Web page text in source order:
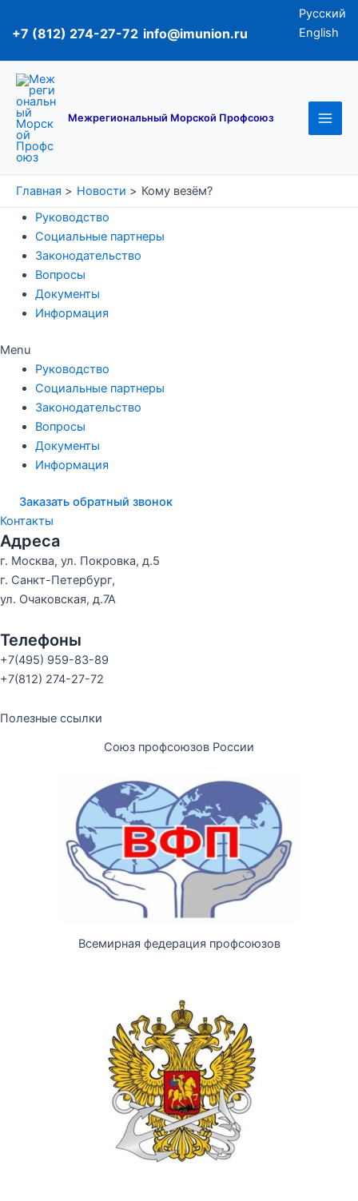
+7 (812) 274-27-72 info@imunion.ru
Русский
English
Межрегиональный Морской Профсоюз
Главная Новости
Кому везём?
Руководство
Социальные партнеры
Законодательство
Вопросы
Документы
Информация
Menu
Руководство
Социальные партнеры
Законодательство
Вопросы
Документы
Информация
Заказать обратный звонок
Контакты
Адреса
г. Москва, ул. Покровка, д.5
г. Санкт-Петербург,
ул. Очаковская, д.7А
Телефоны
+7(495) 959-83-89
+7(812) 274-27-72
Полезные ссылки
Союз профсоюзов России
Всемирная федерация профсоюзов